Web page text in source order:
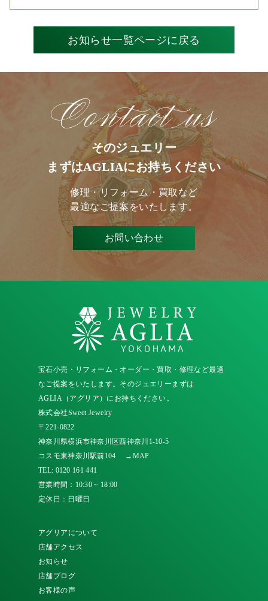
お知らせ一覧ページに戻る
そのジュエリー
まずはAGLIAにお持ちください
修理・リフォーム・買取など
最適なご提案をいたします。
お問い合わせ
宝石小売・リフォーム・オーダー・買取・修理など最適
なご提案をいたします。そのジュエリーまずは
AGLIA（アグリア）にお持ちください。
株式会社Sweet Jewelry
〒221-0822
神奈川県横浜市神奈川区西神奈川1-10-5
コスモ東神奈川駅前104
→MAP
TEL: 0120 161 441
営業時間：10:30 ~ 18:00
定休日：日曜日
アグリアについて
店舗アクセス
お知らせ
店舗ブログ
お客様の声